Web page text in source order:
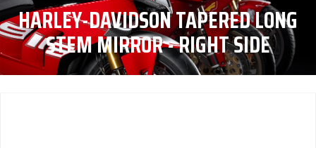
HARLEY-DAVIDSON TAPERED LONG
STEM MIRROR - RIGHT SIDE